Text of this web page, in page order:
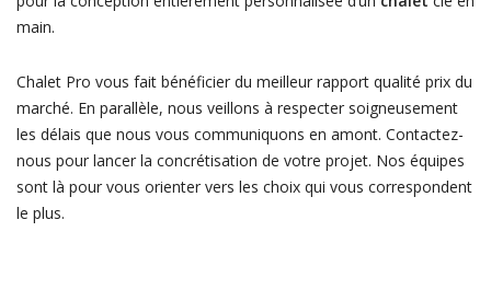
main.
Chalet Pro vous fait bénéficier du meilleur rapport qualité prix du
marché. En parallèle, nous veillons à respecter soigneusement
les délais que nous vous communiquons en amont. Contactez-
nous pour lancer la concrétisation de votre projet. Nos équipes
sont là pour vous orienter vers les choix qui vous correspondent
le plus.